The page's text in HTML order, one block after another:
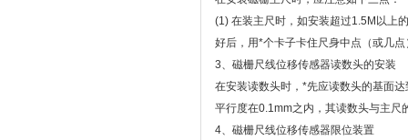
(1) 在装主尺时，如安装超过1.5M以上
好后，用*个卡子卡住尺身中点（或几
3、磁栅尺线位移传感器读数头的安装
在安装读数头时，*先应读数头的基面
平行度在0.1mm之内，其读数头与主尺
4、磁栅尺线位移传感器限位装置